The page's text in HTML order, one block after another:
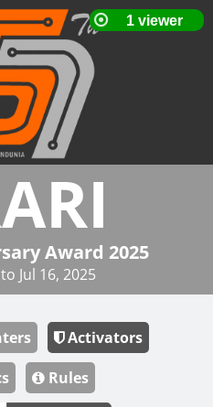
Award 2025
Jul 16, 2025
Activators
Rules